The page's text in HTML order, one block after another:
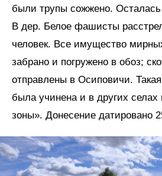
были трупы сожжено. Осталась
В дер. Белое фашисты
человек. Все имущество
забрано и погружено в обоз;
отправлены в Осиповичи.
была учинена и в других селах
зоны». Донесение датировано